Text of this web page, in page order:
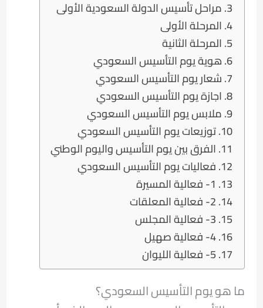
مراحل تأسيس الدولة السعودية الأولى
المرحلة الأولى
المرحلة الثانية
هوية يوم التأسيس السعودي
شعار يوم التأسيس السعودي
اجازة يوم التأسيس السعودي
ملابس يوم التأسيس السعودي
توزيعات يوم التأسيس السعودي
الفرق بين يوم التأسيس واليوم الوطني
فعاليات يوم التأسيس السعودي
1- فعالية المسيرة
2- فعالية المعلقات
3- فعالية المجلس
4- فعالية صهيل
5- فعالية الليوان
ما هو يوم التأسيس السعودي؟